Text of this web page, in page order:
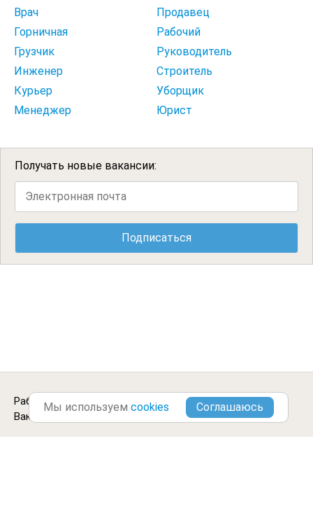
Врач
Продавец
Горничная
Рабочий
Грузчик
Руководитель
Инженер
Строитель
Курьер
Уборщик
Менеджер
Юрист
Получать новые вакансии:
Работа продавцом в Кемерово
Городские
Вакансии ©2013-2026
Мы используем cookies